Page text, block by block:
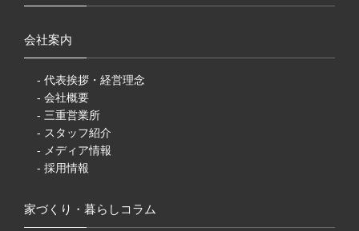
会社案内
- 代表挨拶・経営理念
- 会社概要
- 三重営業所
- スタッフ紹介
- メディア情報
- 採用情報
家づくり・暮らしコラム